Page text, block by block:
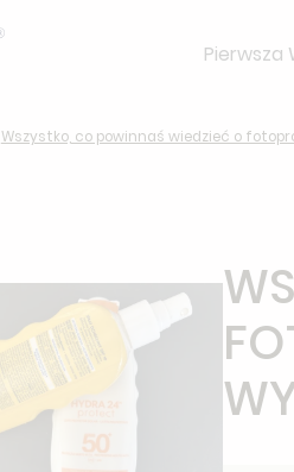
Pierwsza
Wszystko, co powinnaś wiedzieć o